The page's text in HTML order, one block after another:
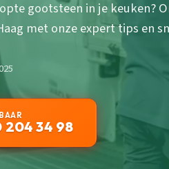
gootsteen in je keuken?
met onze expert tips en
204 34 98